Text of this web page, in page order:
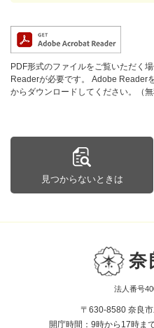
PDF形式のファイルをご覧いただく
Readerが必要です。
Adobe Reader
からダウンロードしてください。（無
見つからないときは
奈
法人番号
〒630-8580 奈良
開庁時間：9時から17時ま